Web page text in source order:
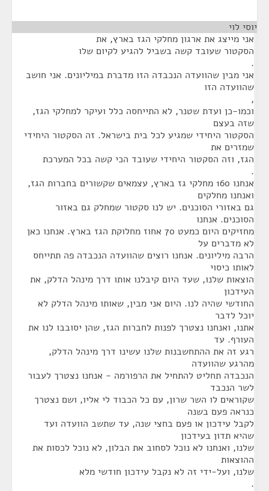
יוסי לוי
אני מייצג את ארגון מחלקי הגז בארץ, את
הסקטור שעובד קשה בשביל להגיע לקיום שלו
.
אני מבין שהוועדה הנכבדה הזו מדברת במיליונים. אני חושב
שהוועדה הזו
,
וכמו-כן ועדת שטנר, לא התייחסה כלל ועיקר למחלקי הגז,
שזה בעצם
הסקטור היחידי שמגיע לכל בית בישראל. זה הסקטור היחידי
שמזרים את
הגז, וזה הסקטור היחידי שעובד הכי קשה בכל המערכת
.
אנחנו 160 מחלקי גז בארץ, עצמאים שקשורים בחברות הגז,
ואנחנו מחלקים
גם באזורי הסוכנים. יש לנו סקטור שמחלק גם באזור
הסוכנים. אנחנו
מחזיקים היום כמעט 70 אחוז מחלוקת הגז בארץ. אנחנו כאן
לא מדברים על
הרבה מיליונים. אנחנו רוצים שהוועדה הנכבדה פה תתייחס
לאותו כיסוי
הוצאות שלנו, שעד היום קיבלנו אותו דרך מינהל הדלק, את
העידכון
החודשי שהיה לנו. היום אני מבין, שאותו מינהל הדלק לא
יוכל לדבר
אתנו, ואנחנו נצטרך לפנות לחברות הגז, שהן יסובבו לנו את
העורף. עד
רגע זה את ההתחשבנות שלנו עשינו דרך מינהל הדלק,
מהרגע שהוועדה
הנכבדה תחליט להתחיל את הרפורמה - אנחנו נצטרך לעבור
לשר הנכבד
שקוראים לו השר שרון, עם כל הכבוד לי אליו, ושם נצטרך
כנראה פעם בשנה
לקבל עידכון או פעם בחצי שנה, עד שתשב הוועדה ועד
שהיא תדון בעידכון
שלנו, ואנחנו לא נוכל לסחוב את הבלון, לא נוכל לכסות את
ההוצאות
שלנו, ועל-ידי זה לא נקבל עידכון חודשי מלא
.